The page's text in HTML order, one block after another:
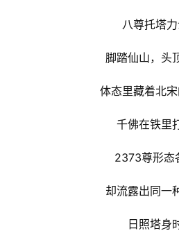
八尊托塔
脚踏仙山，头
体态里藏着北
千佛在铁里
2373尊形态
却流露出同一
日照塔身